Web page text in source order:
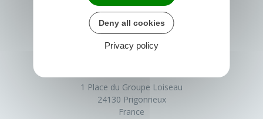
1 Place du Groupe Loiseau
24130 Prigonrieux
France
Deny all cookies
Privacy policy